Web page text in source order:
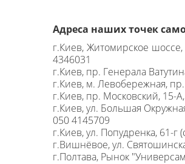
Адреса наших точек
г.Киев, Житомирское
4346031
г.Киев, пр. Генерала
г.Киев, м. Левобережная,
г.Киев, пр. Московский, 15-
г.Киев, ул. Большая
050 4145709
г.Киев, ул. Попудренка, 61-
г.Вишнёвое, ул.
г.Полтава, Рынок